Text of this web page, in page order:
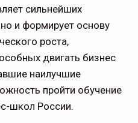
сильнейших
и формирует основу
роста,
двигать бизнес
наилучшие
пройти обучение
школ России.